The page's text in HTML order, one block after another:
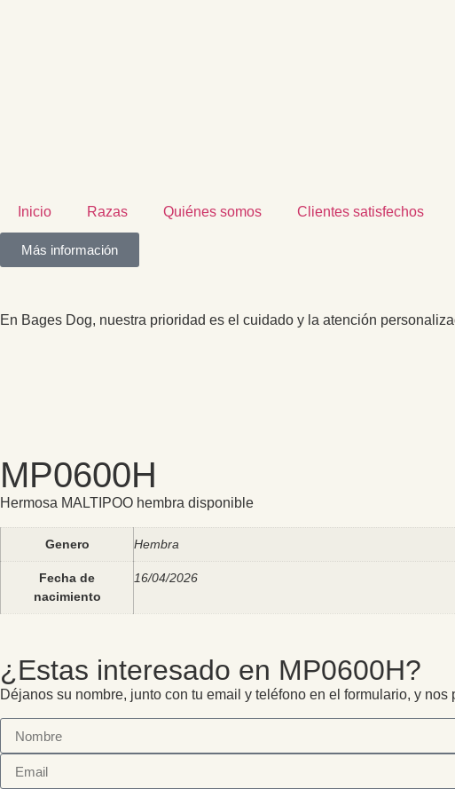
Inicio Razas Quiénes somos Clientes satisfechos
Más información
En Bages Dog, nuestra prioridad es el cuidado y la atención
MP0600H
Hermosa MALTIPOO hembra disponible
Genero Hembra
Fecha de
nacimiento
16/04/2026
¿Estas interesado en MP0600H?
Déjanos su nombre, junto con tu email y teléfono en el formulario, y